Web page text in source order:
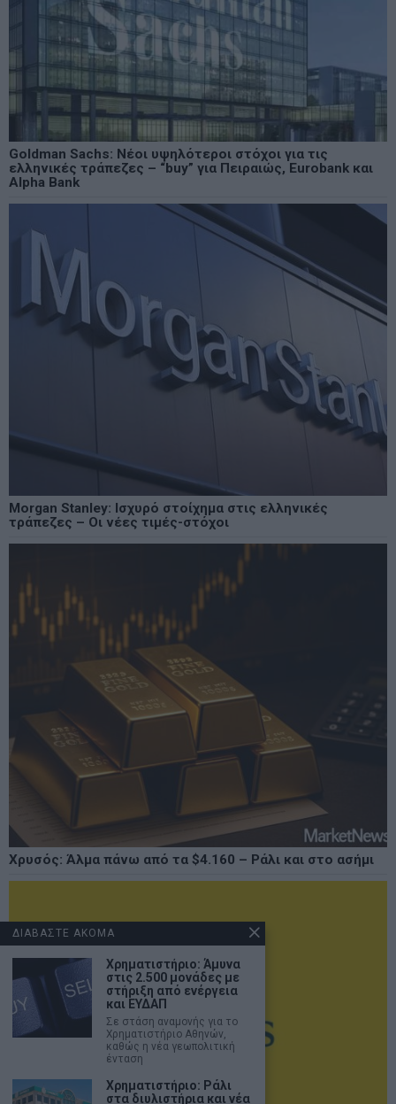
Goldman Sachs: Νέοι υψηλότεροι στόχοι για τις
ελληνικές τράπεζες – “buy” για Πειραιώς, Eurobank και
Alpha Bank
Morgan Stanley: Ισχυρό στοίχημα στις ελληνικές
τράπεζες – Οι νέες τιμές-στόχοι
Χρυσός: Άλμα πάνω από τα $4.160 – Ράλι και στο ασήμι
ΔΙΑΒΑΣΤΕ ΑΚΟΜΑ
Χρηματιστήριο: Άμυνα
στις 2.500 μονάδες με
στήριξη από ενέργεια
και ΕΥΔΑΠ
Σε στάση αναμονής για το
Χρηματιστήριο Αθηνών,
καθώς η νέα γεωπολιτική
ένταση
Χρηματιστήριο: Ράλι
στα διυλιστήρια και νέα